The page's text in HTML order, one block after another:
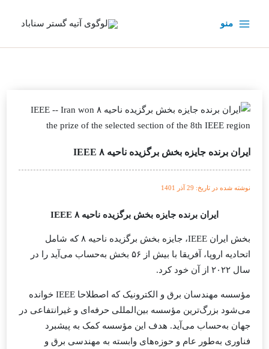
منو
ایران برنده جایزه بخش برگزیده ناحیه ۸ IEEE
نوشته شده در تاریخ: 29 آذر 1401
ایران برنده جایزه بخش برگزیده ناحیه ۸ IEEE
بخش ایران IEEE، جایزه بخش برگزیده ناحیه ۸ که شامل
اتحادیه اروپا، آفریقا با بیش از ۵۶ بخش‌ به‌حساب می‌آید را در
سال ۲۰۲۲ از آن خود کرد.
مؤسسه مهندسان برق و الکترونیک که اصطلاحا IEEE خوانده
می‌شود بزرگ‌ترین مؤسسه بین‌المللی حرفه‌ای و غیرانتفاعی در
جهان به‌حساب می‌آید. هدف این مؤسسه کمک به پیشبرد
فناوری به‌طور عام و حوزه‌های وابسته به مهندسی برق و